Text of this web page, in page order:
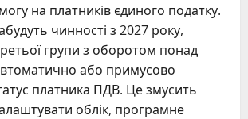
на платників єдиного податку.
чинності з 2027 року,
групи з оборотом понад
або примусово
платника ПДВ. Це змусить
облік, програмне